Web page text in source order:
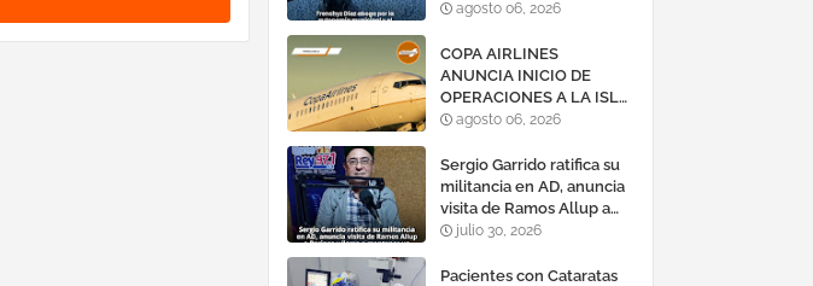
servicios públicos
agosto 06, 2026
COPA AIRLINES
ANUNCIA INICIO DE
OPERACIONES A LA ISLA
DE MARGARITA,
agosto 06, 2026
Sergio Garrido ratifica su
militancia en AD, anuncia
visita de Ramos Allup a
Barinas y llama a
cauteloso»
julio 30, 2026
Pacientes con Cataratas